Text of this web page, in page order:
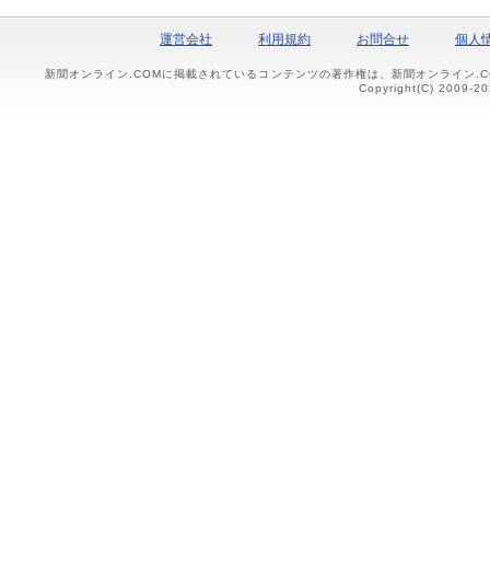
運営会社 利用規約 お問合せ 個人
新聞オンライン.COMに掲載されているコンテンツの著作権は、新聞オンライン
Copyright(C) 2009-